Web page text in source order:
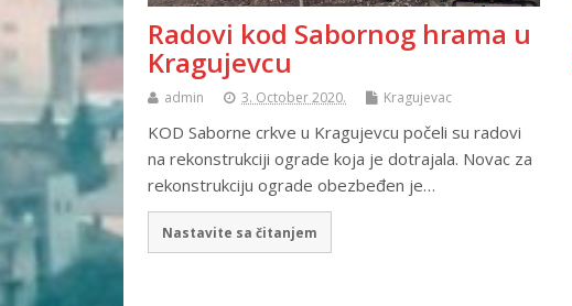
Radovi kod Sabornog hrama u
Kragujevcu
admin 3. October 2020. Kragujevac
KOD Saborne crkve u Kragujevcu počeli su radovi
na rekonstrukciji ograde koja je dotrajala. Novac za
rekonstrukciju ograde obezbeđen je…
Nastavite sa čitanjem